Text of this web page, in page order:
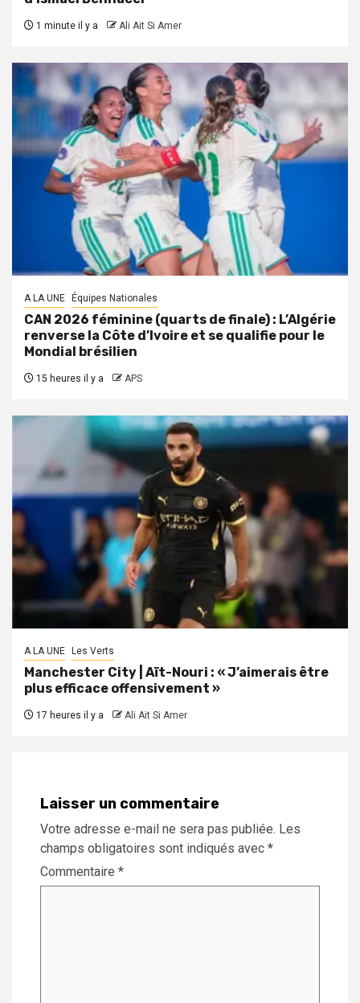
1 minute il y a Ali Ait Si Amer
A LA UNE Équipes Nationales
CAN 2026 féminine (quarts de finale) : L’Algérie
renverse la Côte d’Ivoire et se qualifie pour le
Mondial brésilien
15 heures il y a APS
A LA UNE Les Verts
Manchester City | Aït-Nouri : « J’aimerais être
plus efficace offensivement »
17 heures il y a Ali Ait Si Amer
Laisser un commentaire
Votre adresse e-mail ne sera pas publiée. Les
champs obligatoires sont indiqués avec *
Commentaire *